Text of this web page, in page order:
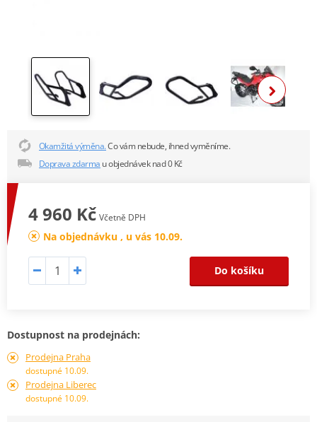
Okamžitá výměna.Co vám nebude, ihned vyměníme.
Doprava zdarma u objednávek nad 0 Kč
4 960 Kč Včetně DPH
Na objednávku , u vás 10.09.
Do košíku
Dostupnost na prodejnách:
Prodejna Praha
dostupné 10.09.
Prodejna Liberec
dostupné 10.09.